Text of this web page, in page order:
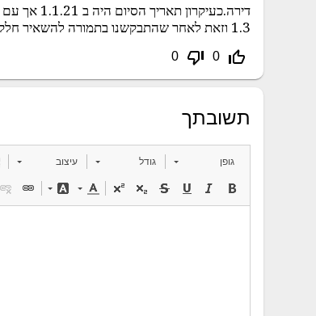
1.3 וזאת לאחר שהתבקשנו בתמורה להשאיר חלק מהריהוט...
thumb_up_off_alt
0
thumb_down_off_alt
0
תשובתך
גופן גודל עיצוב